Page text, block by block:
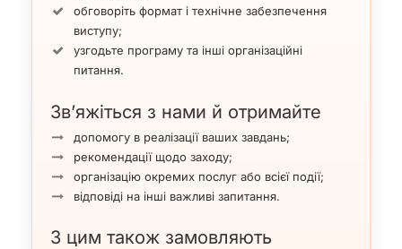
обговоріть формат і технічне забезпечення
виступу;
узгодьте програму та інші організаційні
питання.
Зв’яжіться з нами й отримайте
допомогу в реалізації ваших завдань;
рекомендації щодо заходу;
організацію окремих послуг або всієї події;
відповіді на інші важливі запитання.
З цим також замовляють